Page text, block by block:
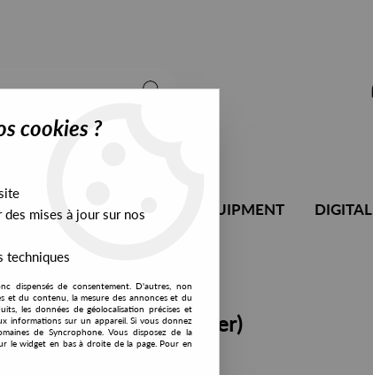
EXCLUSIVES DJ EQUIPMENT DIGITAL
(feat. Blake Baxter)
?
cookies ?
mises à jour sur nos
techniques
dispensés de consentement. D'autres, non
et du contenu, la mesure des annonces et du
les données de géolocalisation précises et
informations sur un appareil. Si vous donnez
de Syncrophone. Vous disposez de la
le widget en bas à droite de la page. Pour en